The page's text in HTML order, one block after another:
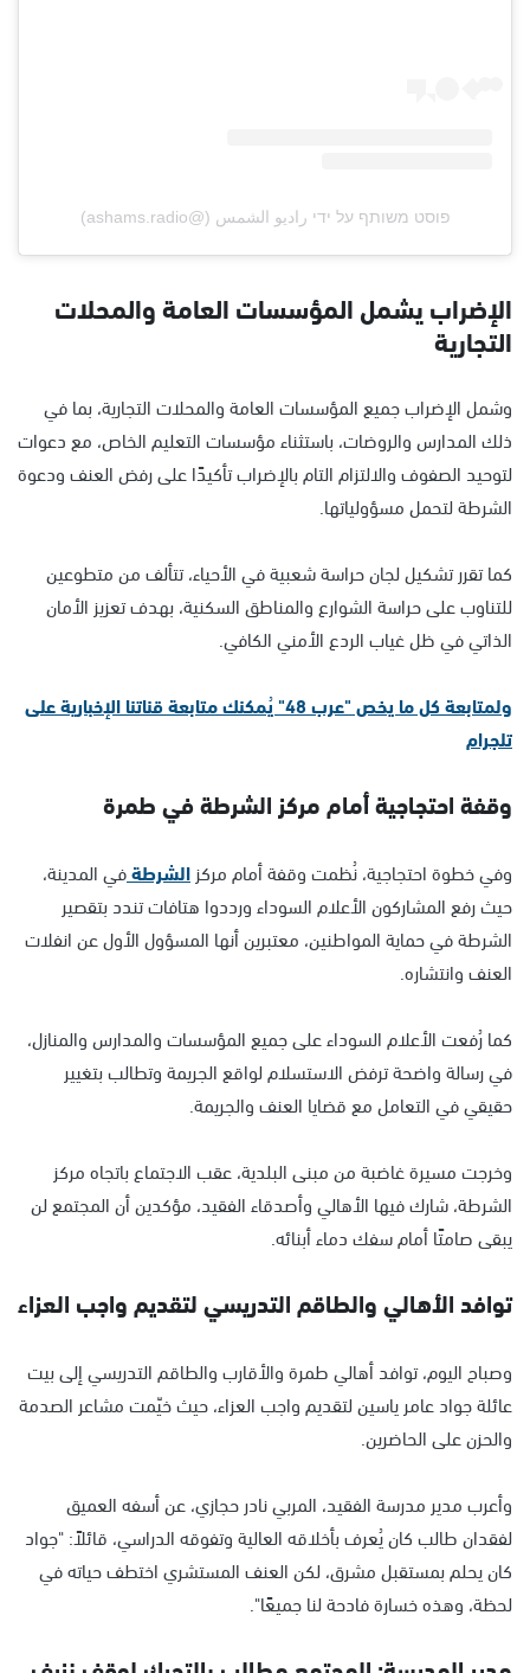
פוסט משותף על ידי ‏‎راديو الشمس‎‏ (@‏‎ashams.radio‎‏)
الإضراب يشمل المؤسسات العامة والمحلات
التجارية
وشمل الإضراب جميع المؤسسات العامة والمحلات التجارية، بما في
ذلك المدارس والروضات، باستثناء مؤسسات التعليم الخاص، مع دعوات
لتوحيد الصفوف والالتزام التام بالإضراب تأكيدًا على رفض العنف ودعوة
الشرطة لتحمل مسؤولياتها.
كما تقرر تشكيل لجان حراسة شعبية في الأحياء، تتألف من متطوعين
للتناوب على حراسة الشوارع والمناطق السكنية، بهدف تعزيز الأمان
الذاتي في ظل غياب الردع الأمني الكافي.
ولمتابعة كل ما يخص "عرب 48" يُمكنك متابعة قناتنا الإخبارية على
تلجرام
وقفة احتجاجية أمام مركز الشرطة في طمرة
وفي خطوة احتجاجية، نُظمت وقفة أمام مركزالشرطةفي المدينة،
حيث رفع المشاركون الأعلام السوداء ورددوا هتافات تندد بتقصير
الشرطة في حماية المواطنين، معتبرين أنها المسؤول الأول عن انفلات
العنف وانتشاره.
كما رُفعت الأعلام السوداء على جميع المؤسسات والمدارس والمنازل،
في رسالة واضحة ترفض الاستسلام لواقع الجريمة وتطالب بتغيير
حقيقي في التعامل مع قضايا العنف والجريمة.
وخرجت مسيرة غاضبة من مبنى البلدية، عقب الاجتماع باتجاه مركز
الشرطة، شارك فيها الأهالي وأصدقاء الفقيد، مؤكدين أن المجتمع لن
يبقى صامتًا أمام سفك دماء أبنائه.
توافد الأهالي والطاقم التدريسي لتقديم واجب العزاء
وصباح اليوم، توافد أهالي طمرة والأقارب والطاقم التدريسي إلى بيت
عائلة جواد عامر ياسين لتقديم واجب العزاء، حيث خيّمت مشاعر الصدمة
والحزن على الحاضرين.
وأعرب مدير مدرسة الفقيد، المربي نادر حجازي، عن أسفه العميق
لفقدان طالب كان يُعرف بأخلاقه العالية وتفوقه الدراسي، قائلاً: "جواد
كان يحلم بمستقبل مشرق، لكن العنف المستشري اختطف حياته في
لحظة، وهذه خسارة فادحة لنا جميعًا".